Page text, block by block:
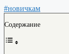
#новичкам
Содержание